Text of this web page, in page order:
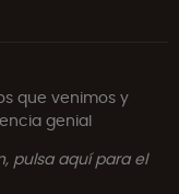
que venimos y
genial
pulsa aquí para el